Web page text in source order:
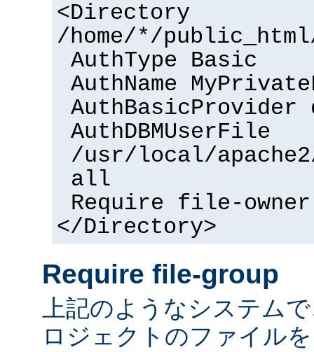
<Directory
/home/*/
AuthType Basic
AuthName
AuthBasicProvider
AuthDBMUserFile
/usr/local/
all
Require file-owner
</Directory>
Require file-group
上記のようなシステム
ロジェクトのファイルを